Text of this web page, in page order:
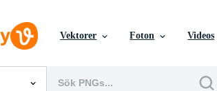
Vektorer Foton Videos